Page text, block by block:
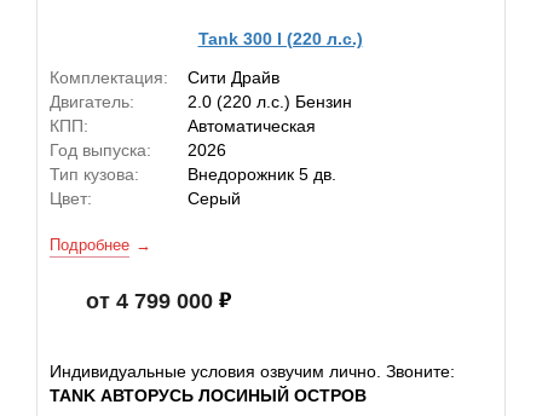
Tank 300 I (220 л.с.)
Комплектация:
Сити Драйв
Двигатель:
2.0 (220 л.с.) Бензин
КПП:
Автоматическая
Год выпуска:
2026
Тип кузова:
Внедорожник 5 дв.
Цвет:
Серый
Подробнее
от 4 799 000
Индивидуальные условия озвучим лично. Звоните:
TANK АВТОРУСЬ ЛОСИНЫЙ ОСТРОВ